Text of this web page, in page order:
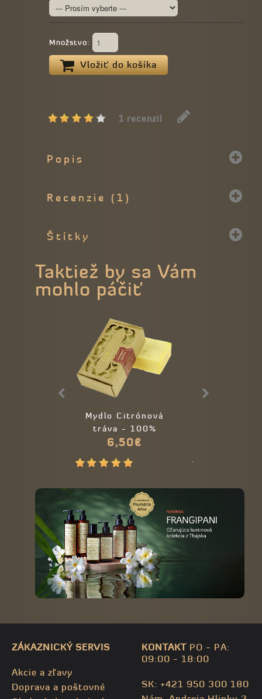
Množstvo:
Vložiť do košíka
1 recenzií
Popis
Recenzie (1)
Štítky
Taktiež by sa Vám
mohlo páčiť
Mydlo Citrónová
tráva - 100%
prírodné
6,50€
ZÁKAZNICKÝ SERVIS
Akcie a zľavy
Doprava a poštovné
KONTAKTPO - PA:
09:00 - 18:00
SK: +421 950 300 180